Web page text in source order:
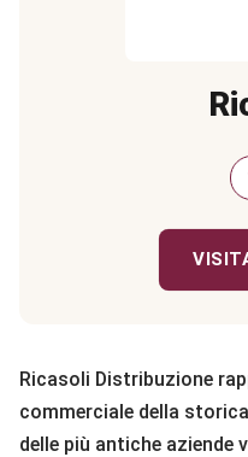
Ricasoli Distribuzione
commerciale della
delle più antiche aziende